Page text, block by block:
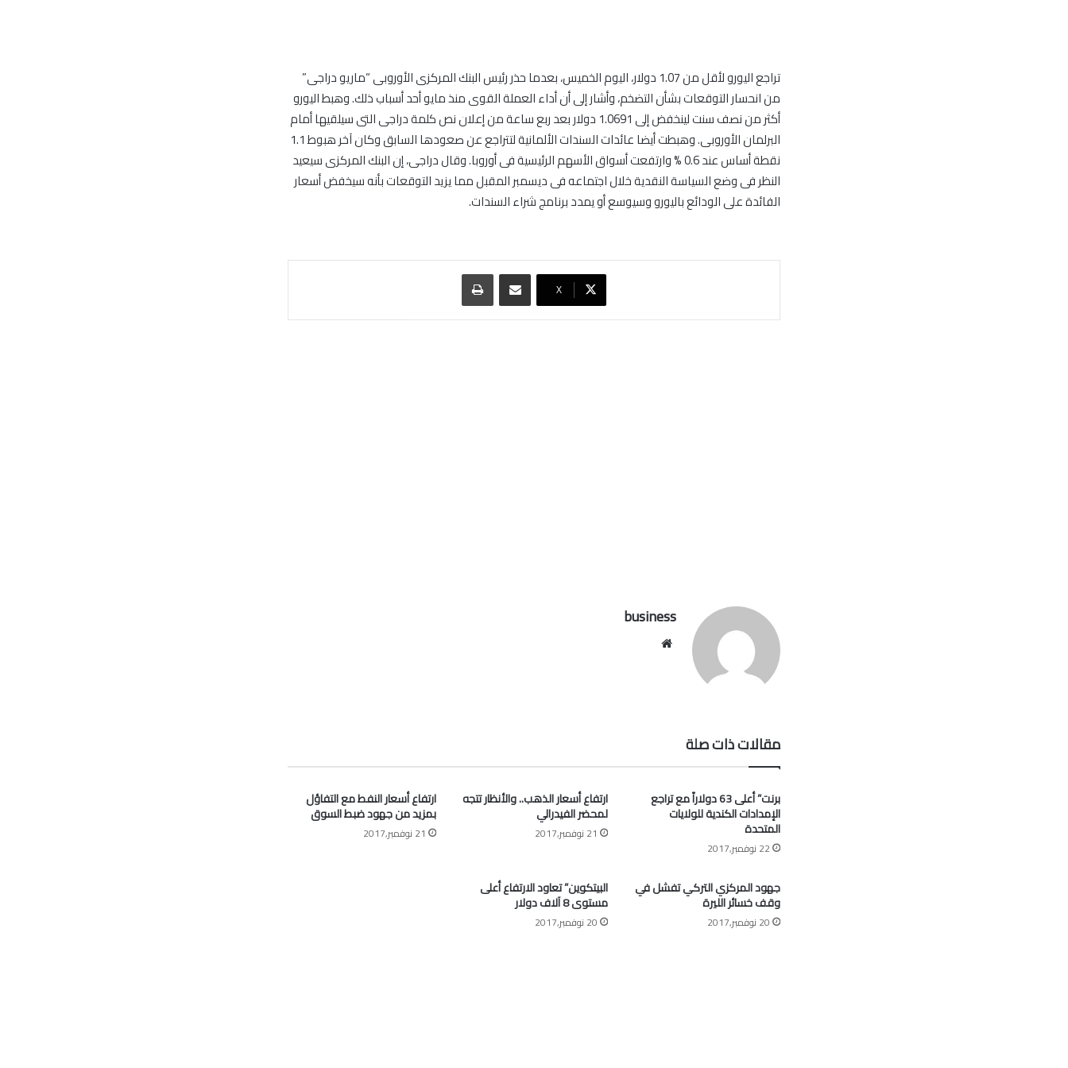
تراجع اليورو لأقل من 1.07 دولار، اليوم الخميس، بعدما حذر رئيس البنك المركزى الأوروبى “ماريو دراجى”
من انحسار التوقعات بشأن التضخم، وأشار إلى أن أداء العملة القوى منذ مايو أحد أسباب ذلك. وهبط اليورو
أكثر من نصف سنت لينخفض إلى 1.0691 دولار بعد ربع ساعة من إعلان نص كلمة دراجى التى سيلقيها أمام
البرلمان الأوروبى. وهبطت أيضا عائدات السندات الألمانية لتتراجع عن صعودها السابق وكان آخر هبوط 1.1
نقطة أساس عند 0.6 % وارتفعت أسواق الأسهم الرئيسية فى أوروبا. وقال دراجى، إن البنك المركزى سيعيد
النظر فى وضع السياسة النقدية خلال اجتماعه فى ديسمبر المقبل مما يزيد التوقعات بأنه سيخفض أسعار
الفائدة على الودائع باليورو وسيوسع أو يمدد برنامج شراء السندات.
‫X
مشاركة عبر البريد طباعة
business
مقالات ذات صلة
برنت” أعلى 63 دولاراً مع تراجع
الإمدادات الكندية للولايات
المتحدة
22 نوفمبر,2017
ارتفاع أسعار الذهب.. والأنظار تتجه
لمحضر الفيدرالي
21 نوفمبر,2017
ارتفاع أسعار النفط مع التفاؤل
بمزيد من جهود ضبط السوق
21 نوفمبر,2017
جهود المركزي التركي تفشل في
وقف خسائر الليرة
20 نوفمبر,2017
البيتكوين” تعاود الارتفاع أعلى
مستوى 8 آلاف دولار
20 نوفمبر,2017